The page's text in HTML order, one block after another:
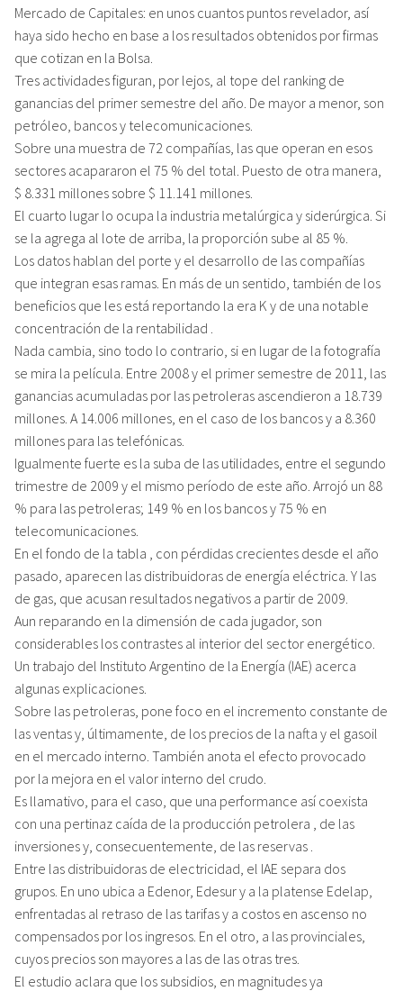
Mercado de Capitales: en unos cuantos puntos revelador, así
haya sido hecho en base a los resultados obtenidos por firmas
que cotizan en la Bolsa.
Tres actividades figuran, por lejos, al tope del ranking de
ganancias del primer semestre del año. De mayor a menor, son
petróleo, bancos y telecomunicaciones.
Sobre una muestra de 72 compañías, las que operan en esos
sectores acapararon el 75 % del total. Puesto de otra manera,
$ 8.331 millones sobre $ 11.141 millones.
El cuarto lugar lo ocupa la industria metalúrgica y siderúrgica. Si
se la agrega al lote de arriba, la proporción sube al 85 %.
Los datos hablan del porte y el desarrollo de las compañías
que integran esas ramas. En más de un sentido, también de los
beneficios que les está reportando la era K y de una notable
concentración de la rentabilidad .
Nada cambia, sino todo lo contrario, si en lugar de la fotografía
se mira la película. Entre 2008 y el primer semestre de 2011, las
ganancias acumuladas por las petroleras ascendieron a 18.739
millones. A 14.006 millones, en el caso de los bancos y a 8.360
millones para las telefónicas.
Igualmente fuerte es la suba de las utilidades, entre el segundo
trimestre de 2009 y el mismo período de este año. Arrojó un 88
% para las petroleras; 149 % en los bancos y 75 % en
telecomunicaciones.
En el fondo de la tabla , con pérdidas crecientes desde el año
pasado, aparecen las distribuidoras de energía eléctrica. Y las
de gas, que acusan resultados negativos a partir de 2009.
Aun reparando en la dimensión de cada jugador, son
considerables los contrastes al interior del sector energético.
Un trabajo del Instituto Argentino de la Energía (IAE) acerca
algunas explicaciones.
Sobre las petroleras, pone foco en el incremento constante de
las ventas y, últimamente, de los precios de la nafta y el gasoil
en el mercado interno. También anota el efecto provocado
por la mejora en el valor interno del crudo.
Es llamativo, para el caso, que una performance así coexista
con una pertinaz caída de la producción petrolera , de las
inversiones y, consecuentemente, de las reservas .
Entre las distribuidoras de electricidad, el IAE separa dos
grupos. En uno ubica a Edenor, Edesur y a la platense Edelap,
enfrentadas al retraso de las tarifas y a costos en ascenso no
compensados por los ingresos. En el otro, a las provinciales,
cuyos precios son mayores a las de las otras tres.
El estudio aclara que los subsidios, en magnitudes ya